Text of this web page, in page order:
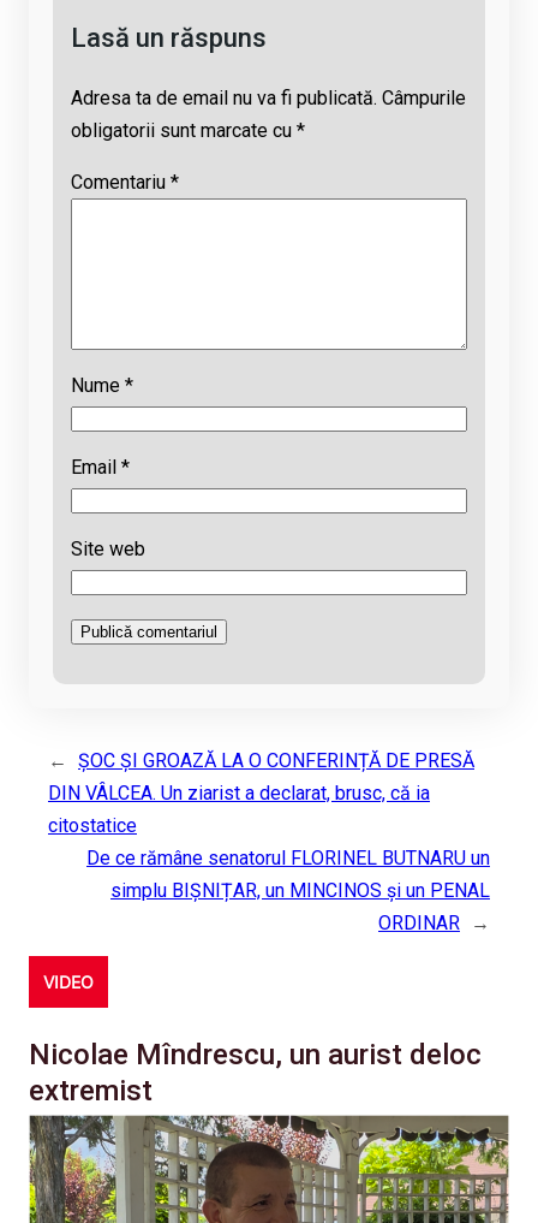
Lasă un răspuns
Adresa ta de email nu va fi publicată. Câmpurile
obligatorii sunt marcate cu *
Comentariu *
Nume *
Email *
Site web
←
ȘOC ȘI GROAZĂ LA O CONFERINȚĂ DE PRESĂ
DIN VÂLCEA. Un ziarist a declarat, brusc, că ia
citostatice
De ce rămâne senatorul FLORINEL BUTNARU un
simplu BIȘNIȚAR, un MINCINOS și un PENAL
ORDINAR
→
VIDEO
Nicolae Mîndrescu, un aurist deloc
extremist